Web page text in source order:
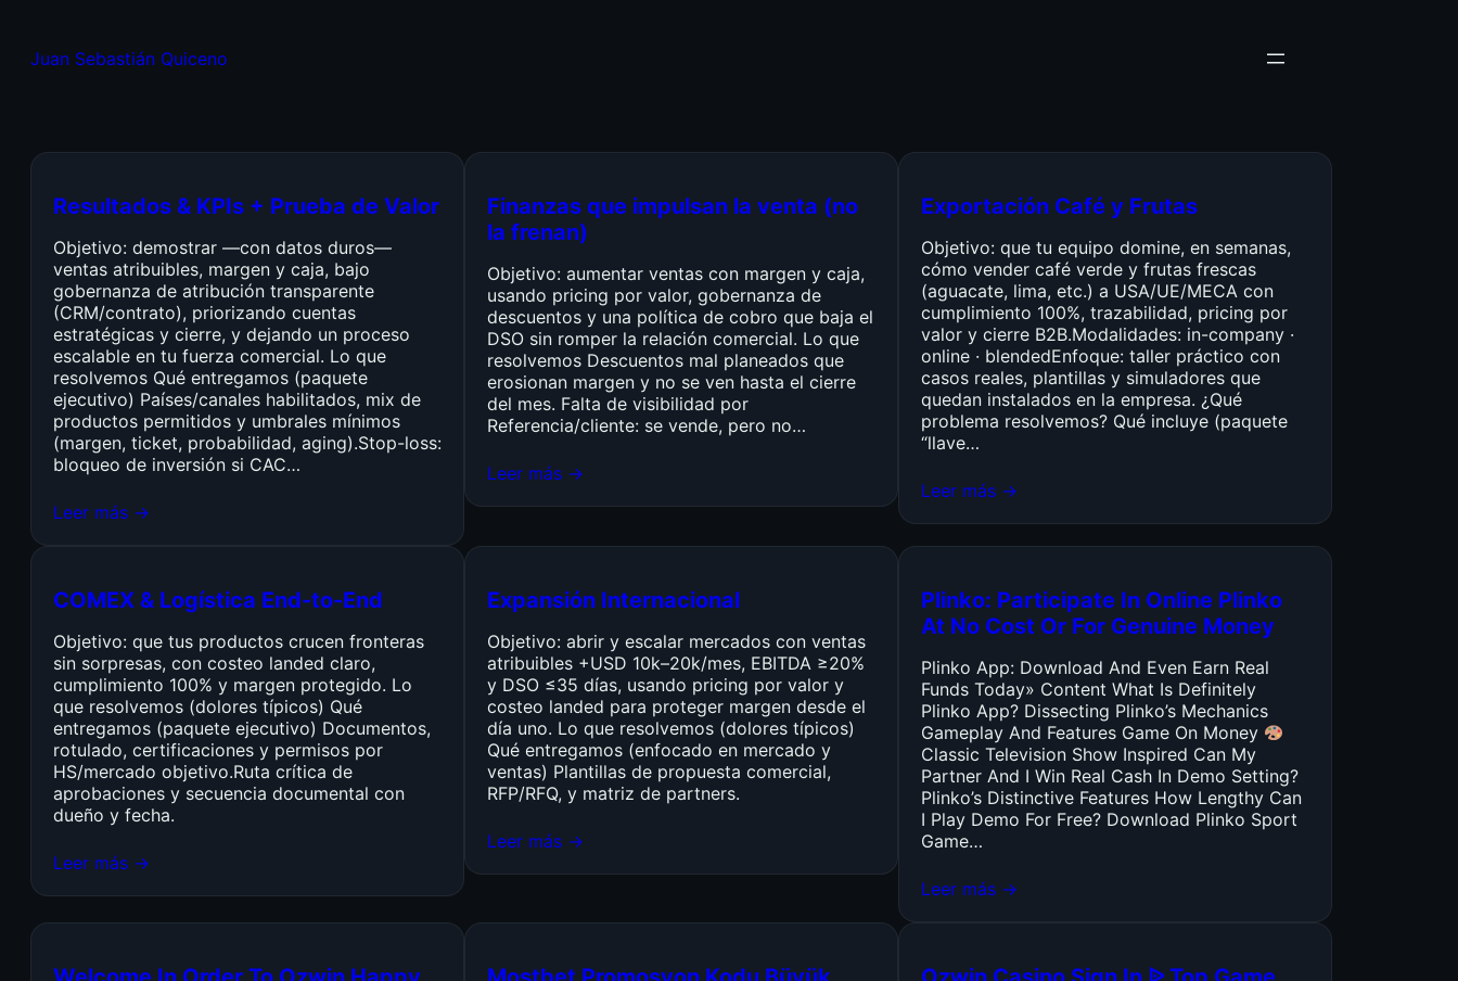
Juan Sebastián Quiceno
Resultados & KPIs + Prueba de Valor
Objetivo: demostrar —con datos duros—
ventas atribuibles, margen y caja, bajo
gobernanza de atribución transparente
(CRM/contrato), priorizando cuentas
estratégicas y cierre, y dejando un proceso
escalable en tu fuerza comercial. Lo que
resolvemos Qué entregamos (paquete
ejecutivo) Países/canales habilitados, mix de
productos permitidos y umbrales mínimos
(margen, ticket, probabilidad, aging).Stop-loss:
bloqueo de inversión si CAC…
Leer más →
Finanzas que impulsan la venta (no
la frenan)
Objetivo: aumentar ventas con margen y caja,
usando pricing por valor, gobernanza de
descuentos y una política de cobro que baja el
DSO sin romper la relación comercial. Lo que
resolvemos Descuentos mal planeados que
erosionan margen y no se ven hasta el cierre
del mes. Falta de visibilidad por
Referencia/cliente: se vende, pero no…
Leer más →
Exportación Café y Frutas
Objetivo: que tu equipo domine, en semanas,
cómo vender café verde y frutas frescas
(aguacate, lima, etc.) a USA/UE/MECA con
cumplimiento 100%, trazabilidad, pricing por
valor y cierre B2B.Modalidades: in-company ·
online · blendedEnfoque: taller práctico con
casos reales, plantillas y simuladores que
quedan instalados en la empresa. ¿Qué
problema resolvemos? Qué incluye (paquete
“llave…
Leer más →
COMEX & Logística End-to-End
Objetivo: que tus productos crucen fronteras
sin sorpresas, con costeo landed claro,
cumplimiento 100% y margen protegido. Lo
que resolvemos (dolores típicos) Qué
entregamos (paquete ejecutivo) Documentos,
rotulado, certificaciones y permisos por
HS/mercado objetivo.Ruta crítica de
aprobaciones y secuencia documental con
dueño y fecha.
Leer más →
Expansión Internacional
Objetivo: abrir y escalar mercados con ventas
atribuibles +USD 10k–20k/mes, EBITDA ≥20%
y DSO ≤35 días, usando pricing por valor y
costeo landed para proteger margen desde el
día uno. Lo que resolvemos (dolores típicos)
Qué entregamos (enfocado en mercado y
ventas) Plantillas de propuesta comercial,
RFP/RFQ, y matriz de partners.
Leer más →
Plinko: Participate In Online Plinko
At No Cost Or For Genuine Money
Plinko App: Download And Even Earn Real
Funds Today» Content What Is Definitely
Plinko App? Dissecting Plinko’s Mechanics
Gameplay And Features Game On Money
Classic Television Show Inspired Can My
Partner And I Win Real Cash In Demo Setting?
Plinko’s Distinctive Features How Lengthy Can
I Play Demo For Free? Download Plinko Sport
Game…
Leer más →